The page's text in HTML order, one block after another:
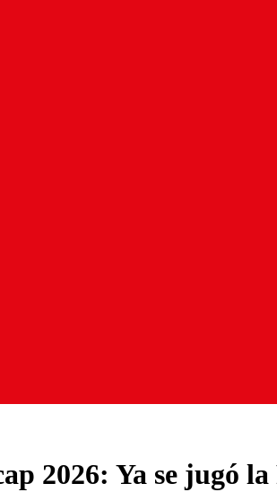
2026: Ya se jugó la